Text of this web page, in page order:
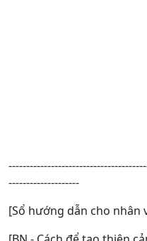
--------------------
[Sổ hướng dẫn cho nhân